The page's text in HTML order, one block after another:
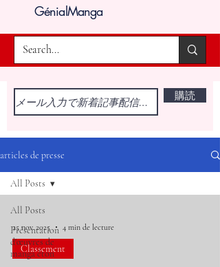
GénialManga
購読
articles de presse
All Posts
Présentation
d'œuvres de
manga éton
All Posts
25 nov. 2025 4 min de lecture
Classement